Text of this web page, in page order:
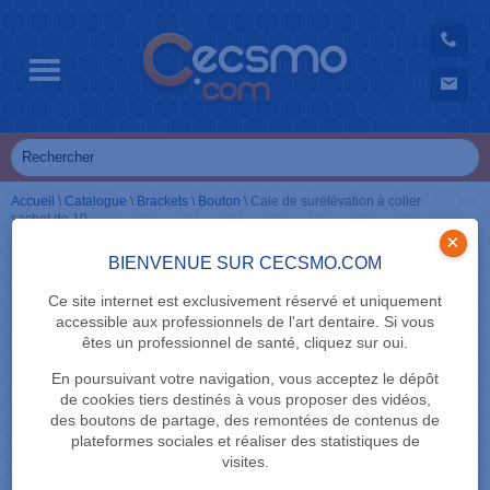
BIENVENUE SUR CECSMO.COM
Ce site internet est exclusivement réservé et uniquement
accessible aux professionnels de l'art dentaire. Si vous
êtes un professionnel de santé, cliquez sur oui.
En poursuivant votre navigation, vous acceptez le dépôt
de cookies tiers destinés à vous proposer des vidéos,
des boutons de partage, des remontées de contenus de
plateformes sociales et réaliser des statistiques de
visites.
×
Accueil \ Catalogue \ Brackets \ Bouton \ Cale de surélévation à coller
sachet de 10